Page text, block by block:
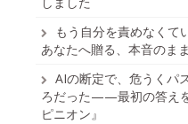
もう自分を責めなくて
あなたへ贈る、本音のま
AIの断定で、危うくパ
ろだった——最初の答え
ピニオン』